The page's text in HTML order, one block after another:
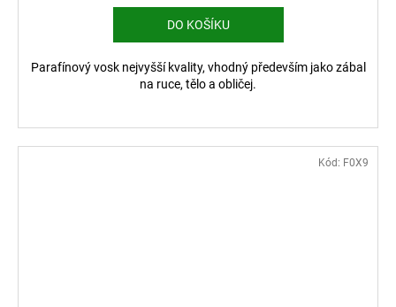
DO KOŠÍKU
Parafínový vosk nejvyšší kvality, vhodný především jako zábal
na ruce, tělo a obličej.
Kód: F0X9